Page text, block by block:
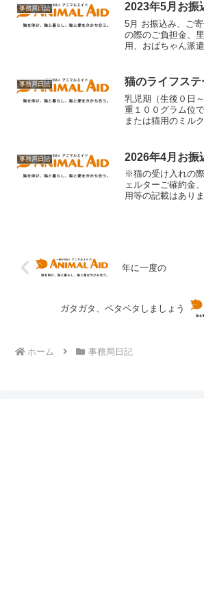
事務局日記 2023年5月お振
5月 お振込み、ご
の際のご負担金、
用、おばちゃん派
ます。ご了承下さ
様 10,000...
事務局日記 猫のライフス
乳児期（生後０日
重１００グラム位
または猫用のミル
受け取るため、非
14日ぐらいで目が
事務局日記 2026年4月お振
※猫の受け入れの
ェルターご確約金
用等の記載はあり
年に一度の
ガタガタ、ペタペタしましょう
ホーム 事務局日記